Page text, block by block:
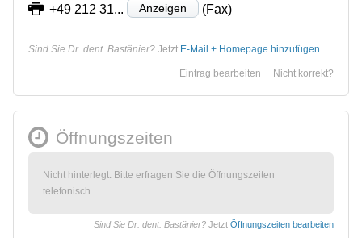
+49 212 31... Anzeigen (Fax)
Sind Sie Dr. dent. Bastänier? Jetzt E-Mail + Homepage hinzufügen
Nicht korrekt?
Eintrag bearbeiten
Öffnungszeiten
Nicht hinterlegt. Bitte erfragen Sie die Öffnungszeiten
telefonisch.
Sind Sie Dr. dent. Bastänier? Jetzt Öffnungszeiten bearbeiten